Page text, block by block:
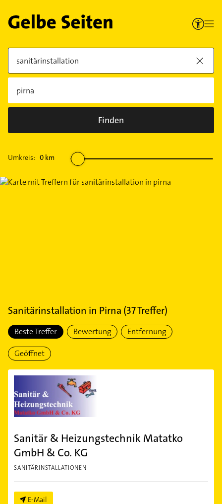
Finden
Umkreis: 0 km
Sanitärinstallation in Pirna (37Treffer)
Beste Treffer Bewertung Entfernung
Geöffnet
Sanitär & Heizungstechnik Matatko
GmbH & Co. KG
SANITÄRINSTALLATIONEN
E-Mail